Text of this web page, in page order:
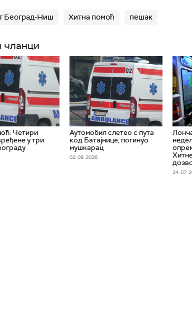
Београд-Ниш Хитна помоћ пешак
чланци
Четири
у три
Аутомобил слетео с пута
код Батајнице, погинуо
мушкарац
02. 08. 2026.
24. 07.